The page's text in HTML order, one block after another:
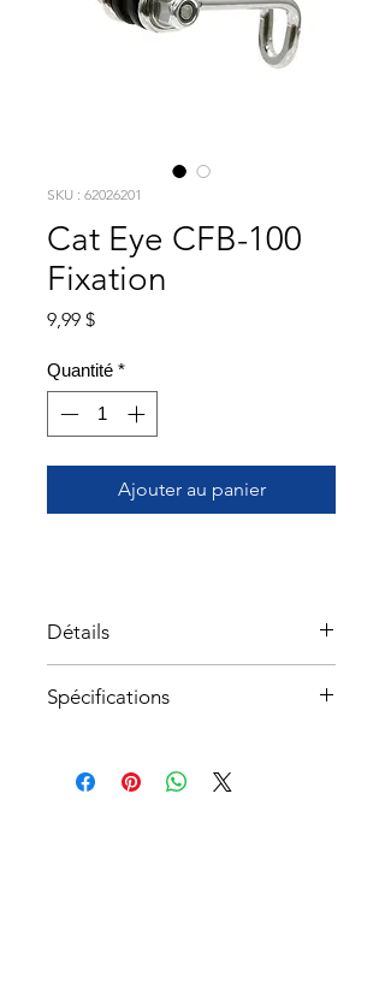
SKU : 62026201
Cat Eye CFB-100
Fixation
9,99 $Prix
Quantité *
Ajouter au panier
Détails
Spécifications